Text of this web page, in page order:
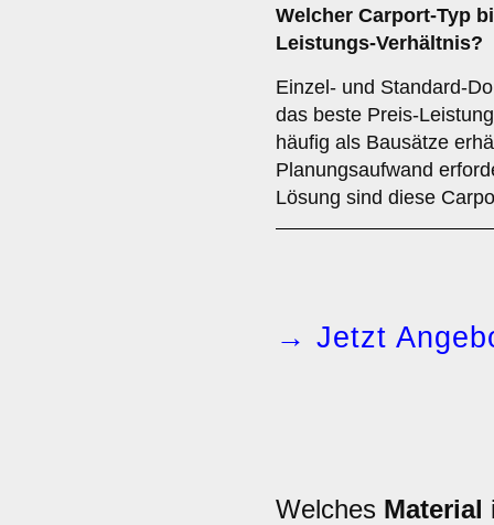
Welcher Carport-Typ
Leistungs-Verhältnis?
Einzel- und Standard-
das beste Preis-
häufig als Bausätze
Planungsaufwand
Lösung sind diese
→ Jetzt
Welches Material